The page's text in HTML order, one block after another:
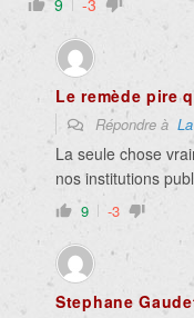
9 -3
Le remède pire
Répondre à
La seule chose
nos institutions
9 -3
Stephane